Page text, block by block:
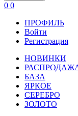
0 0
ПРОФИЛЬ
Войти
Регистрация
НОВИНКИ
БАЗА
ЯРКОЕ
СЕРЕБРО
ЗОЛОТО